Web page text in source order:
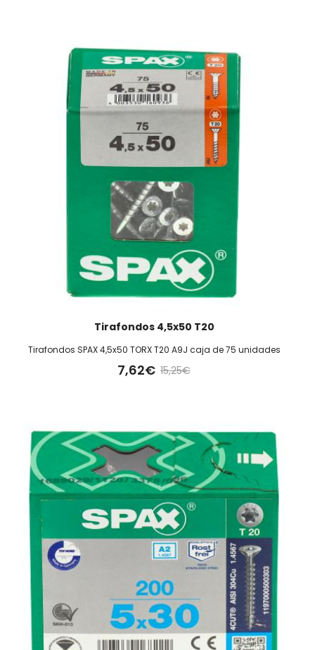
Tirafondos 4,5x50 T20
Tirafondos SPAX 4,5x50 TORX T20 A9J caja de 75 unidades
7,62€ 15,25€